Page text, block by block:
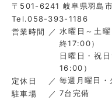
〒501-6241 岐阜県羽島
Tel.058-393-1186
営業時間
水曜日～土
終17:00）
日曜日・祝
16:00）
定休日
毎週月曜日・
駐車場
7台完備